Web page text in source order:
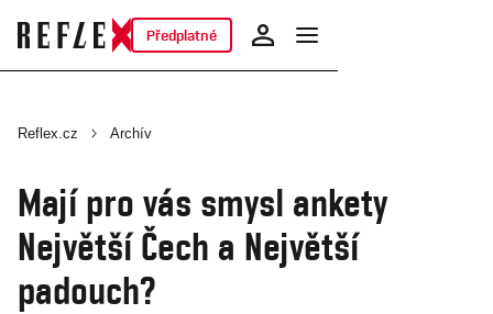
Předplatné
Reflex.cz Archív
Mají pro vás smysl ankety
Největší Čech a Největší
padouch?